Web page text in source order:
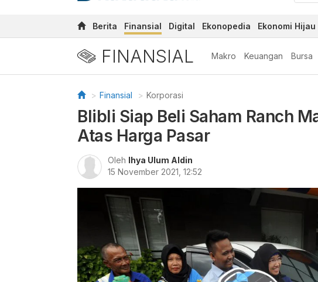
Berita Finansial Digital Ekonopedia Ekonomi Hijau
FINANSIAL Makro Keuangan Bursa
Finansial Korporasi
Blibli Siap Beli Saham Ranch
Atas Harga Pasar
Oleh Ihya Ulum Aldin
15 November 2021, 12:52